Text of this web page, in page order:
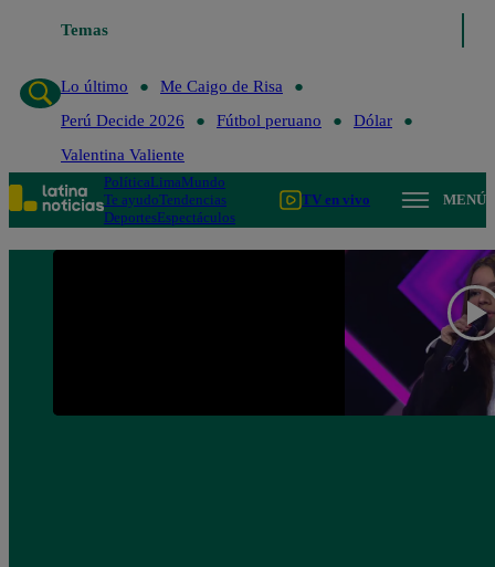
Temas
Lo último
Me Caigo de Risa
Perú Decide 2026
Fútbol peruano
Dólar
Valentina Valiente
PolíticaLimaMundo
Te ayudoTendencias
DeportesEspectáculos
TV en vivo MENÚ